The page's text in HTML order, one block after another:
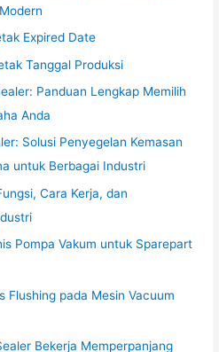
Expired Date
Tanggal Produksi
Panduan Lengkap Memilih
Anda
Solusi Penyegelan Kemasan
untuk Berbagai Industri
Cara Kerja, dan
Pompa Vakum untuk Sparepart
Flushing pada Mesin Vacuum
Bekerja Memperpanjang